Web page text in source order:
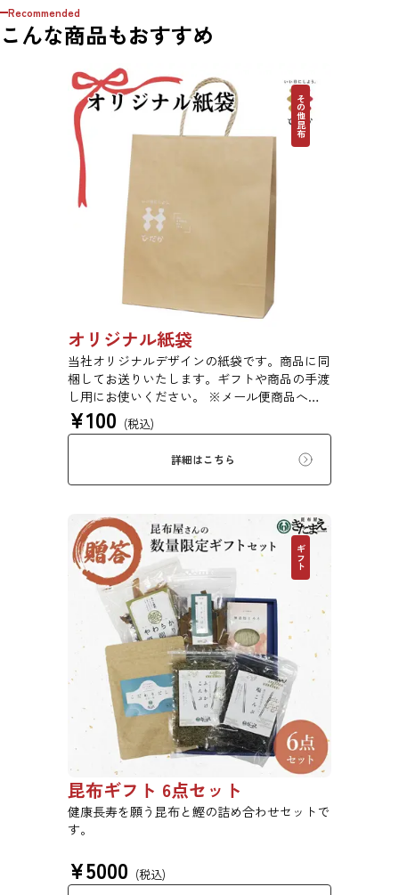
Recommended
こんな商品もおすすめ
その他昆布
オリジナル紙袋
当社オリジナルデザインの紙袋です。商品に同
梱してお送りいたします。ギフトや商品の手渡
し用にお使いください。 ※メール便商品への
同梱は致しかねます。ご了承ください。
¥100 (税込)
詳細はこちら
ギフト
昆布ギフト 6点セット
健康長寿を願う昆布と鰹の詰め合わせセットで
す。
¥5000 (税込)